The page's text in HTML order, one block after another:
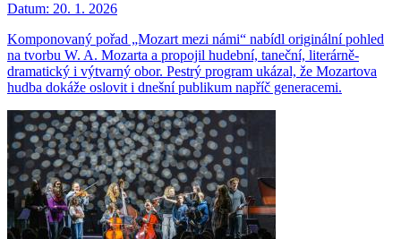
Datum: 20. 1. 2026
Komponovaný pořad „Mozart mezi námi“ nabídl originální pohled
na tvorbu W. A. Mozarta a propojil hudební, taneční, literárně-
dramatický i výtvarný obor. Pestrý program ukázal, že Mozartova
hudba dokáže oslovit i dnešní publikum napříč generacemi.